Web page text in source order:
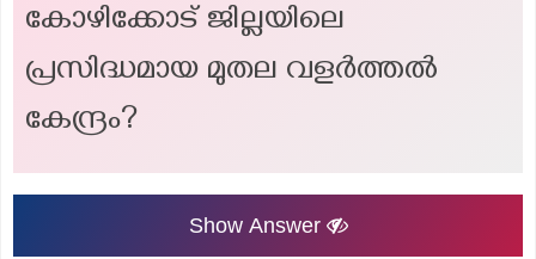
കോഴിക്കോട് ജില്ലയിലെ
പ്രസിദ്ധമായ മുതല വളർത്തൽ
കേന്ദ്രം?
Show Answer